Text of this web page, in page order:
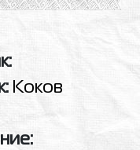
Коков